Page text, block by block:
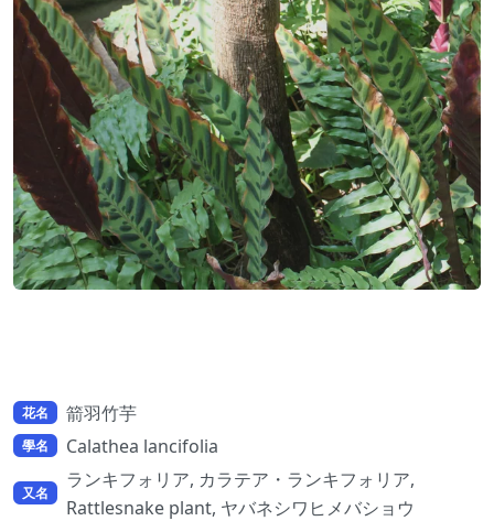
花名 箭羽竹芋
學名 Calathea lancifolia
又名
ランキフォリア, カラテア・ランキフォリア,
Rattlesnake plant, ヤバネシワヒメバショウ